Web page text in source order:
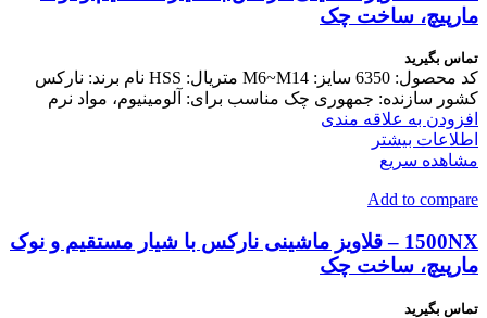
مارپیچ، ساخت چک
تماس بگیرید
کد محصول: 6350 سایز: M6~M14 متریال: HSS نام برند: نارکس
کشور سازنده: جمهوری چک مناسب برای: آلومینیوم، مواد نرم
افزودن به علاقه مندی
اطلاعات بیشتر
مشاهده سریع
Add to compare
1500NX – قلاویز ماشینی نارکس با شیار مستقیم و نوک
مارپیچ، ساخت چک
تماس بگیرید